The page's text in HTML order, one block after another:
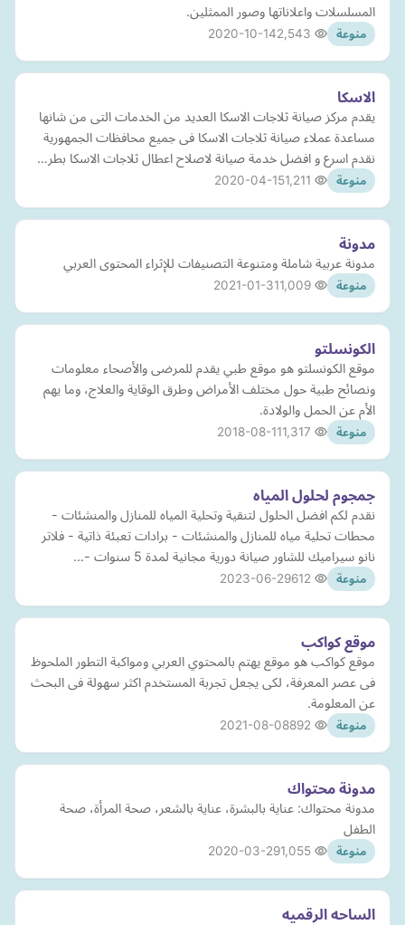
المسلسلات واعلاناتها وصور الممثلين.
منوعة 2020-10-14
الاسكا
يقدم مركز صيانة ثلاجات الاسكا العديد من الخدمات التى من شانها
مساعدة عملاء صيانة ثلاجات الاسكا فى جميع محافظات الجمهورية
نقدم اسرع و افضل خدمة صيانة لاصلاح اعطال ثلاجات الاسكا بطر…
منوعة 2020-04-15
مدونة
مدونة عربية شاملة ومتنوعة التصنيفات للإثراء المحتوى العربي
منوعة 2021-01-31
الكونسلتو
موقع الكونسلتو هو موقع طبي يقدم للمرضى والأصحاء معلومات
ونصائح طبية حول مختلف الأمراض وطرق الوقاية والعلاج، وما يهم
الأم عن الحمل والولادة.
منوعة 2018-08-11
جمجوم لحلول المياه
نقدم لكم افضل الحلول لتنقية وتحلية المياه للمنازل والمنشئات -
محطات تحلية مياه للمنازل والمنشئات - برادات تعبئة ذاتية - فلاتر
نانو سيراميك للشاور صيانة دورية مجانية لمدة 5 سنوات -…
منوعة 2023-06-29
موقع كواكب
موقع كواكب هو موقع يهتم بالمحتوي العربي ومواكبة التطور الملحوظ
فى عصر المعرفة، لكى يجعل تجربة المستخدم اكثر سهولة فى البحث
عن المعلومة.
منوعة 2021-08-08
مدونة محتواك
مدونة محتواك: عناية بالبشرة، عناية بالشعر، صحة المرأة، صحة
الطفل
منوعة 2020-03-29
الساحه الرقميه